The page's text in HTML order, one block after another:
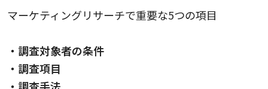
マーケティングリサーチで重要な5つの項目
・調査対象者の条件
・調査項目